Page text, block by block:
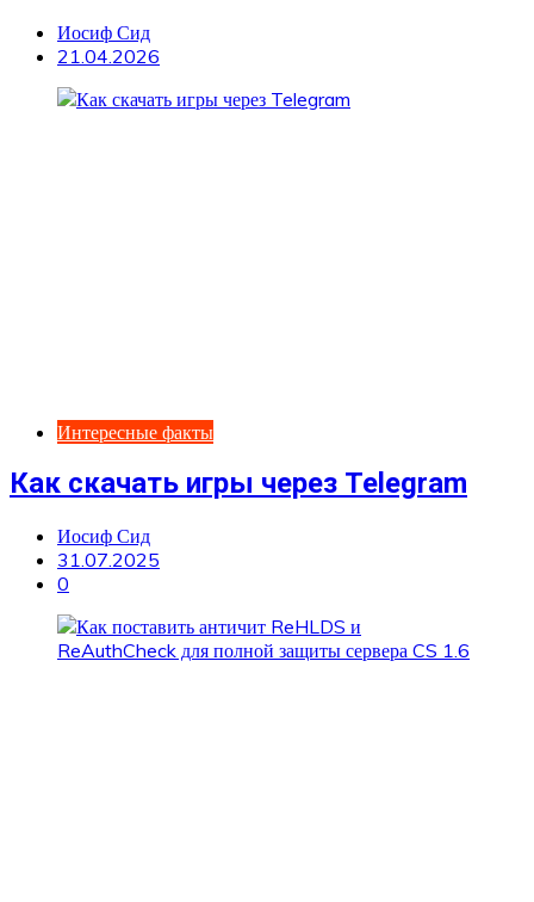
Иосиф Сид
21.04.2026
Интересные факты
Как скачать игры через Telegram
Иосиф Сид
31.07.2025
0